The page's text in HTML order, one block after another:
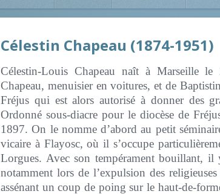
Célestin Chapeau (1874-1951)
Célestin-Louis Chapeau naît à Marseille
Chapeau, menuisier en voitures, et de
Fréjus qui est alors autorisé à donner des
Ordonné sous-diacre pour le diocèse de
1897. On le nomme d’abord au petit
vicaire à Flayosc, où il s’occupe
Lorgues. Avec son tempérament bouillant, il
notamment lors de l’expulsion des
assénant un coup de poing sur le haut-de-